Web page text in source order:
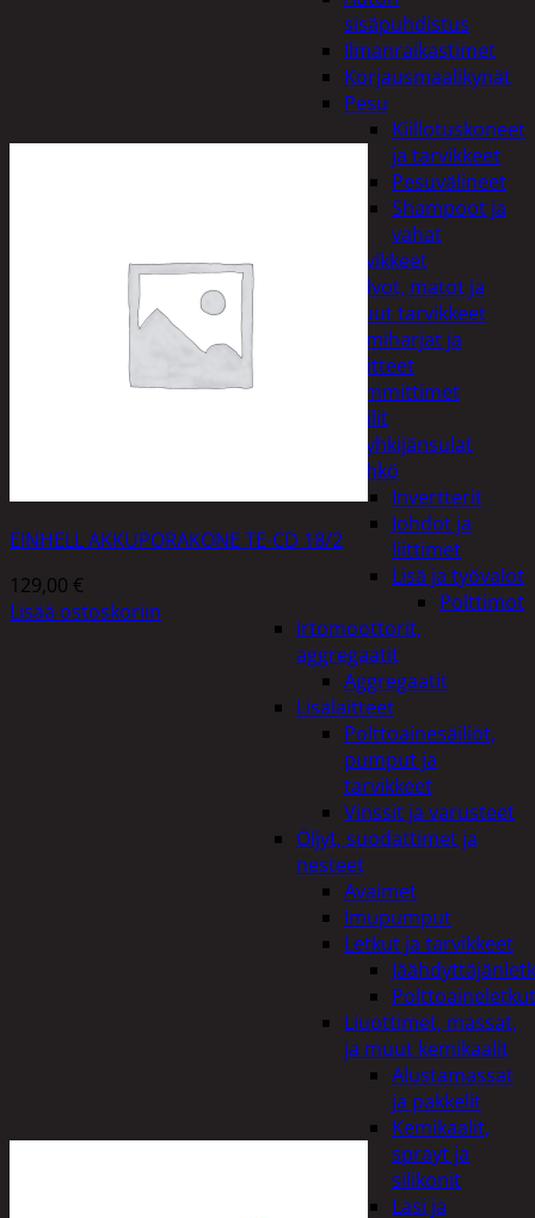
sisäpuhdistus
Ilmanraikastimet
Korjausmaalikynät
Pesu
Kiillotuskoneet
ja tarvikkeet
Pesuvälineet
Shampoot ja
vahat
Autotarvikkeet
Kalvot, matot ja
muut tarvikkeet
Lumiharjat ja
peitteet
Lämmittimet
Peilit
Pyyhkijänsulat
Sähkö
Invertterit
Johdot ja
liittimet
Lisä ja työvalot
Polttimot
Irtomoottorit,
aggregaatit
Aggregaatit
Lisälaitteet
Polttoainesäiliöt,
pumput ja
tarvikkeet
Vinssit ja varusteet
Öljyt, suodattimet ja
nesteet
Avaimet
Imupumput
Letkut ja tarvikkeet
Polttoaineletkut
Liuottimet, massat,
ja muut kemikaalit
Alustamassat
ja pakkelit
Kemikaalit,
sprayt ja
silikonit
Lasi ja
EINHELL AKKUPORAKONE TE-CD 18/2
129,00 €
Lisää ostoskoriin